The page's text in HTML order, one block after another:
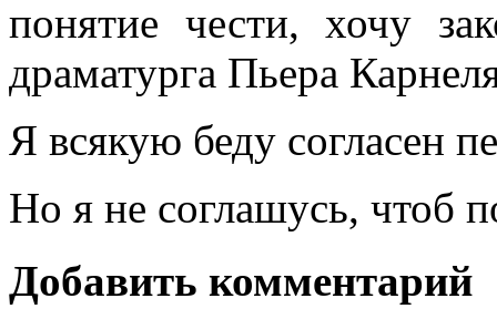
понятие чести, хочу
драматурга Пьера
Я всякую беду согласен
Но я не соглашусь, чтоб
Добавить комментарий